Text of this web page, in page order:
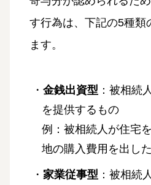
す行為は、下記の5種類
ます。
・ 金銭出資型 ：被相続
を提供するもの
例：被相続人が住宅
地の購入費用を出し
・ 家業従事型 ：被相続